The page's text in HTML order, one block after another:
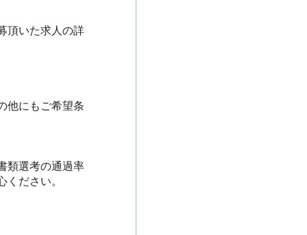
頂いた求人の詳
他にもご希望条
類選考の通過率
ださい。